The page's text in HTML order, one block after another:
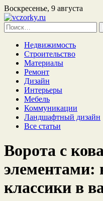
Воскресенье, 9 августа
Найти:
Недвижимость
Строительство
Материалы
Ремонт
Дизайн
Интерьеры
Мебель
Коммуникации
Ландшафтный дизайн
Все статьи
Ворота с
элементами:
классики в